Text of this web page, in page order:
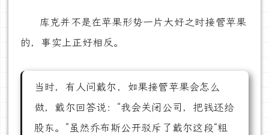
库克并不是在苹果形势一片大好之时接管苹果
的，事实上正好相反。
当时，有人问戴尔，如果接管苹果会怎么
做，戴尔回答说：“我会关闭公司，把钱还给
股东。”虽然乔布斯公开驳斥了戴尔这段“粗